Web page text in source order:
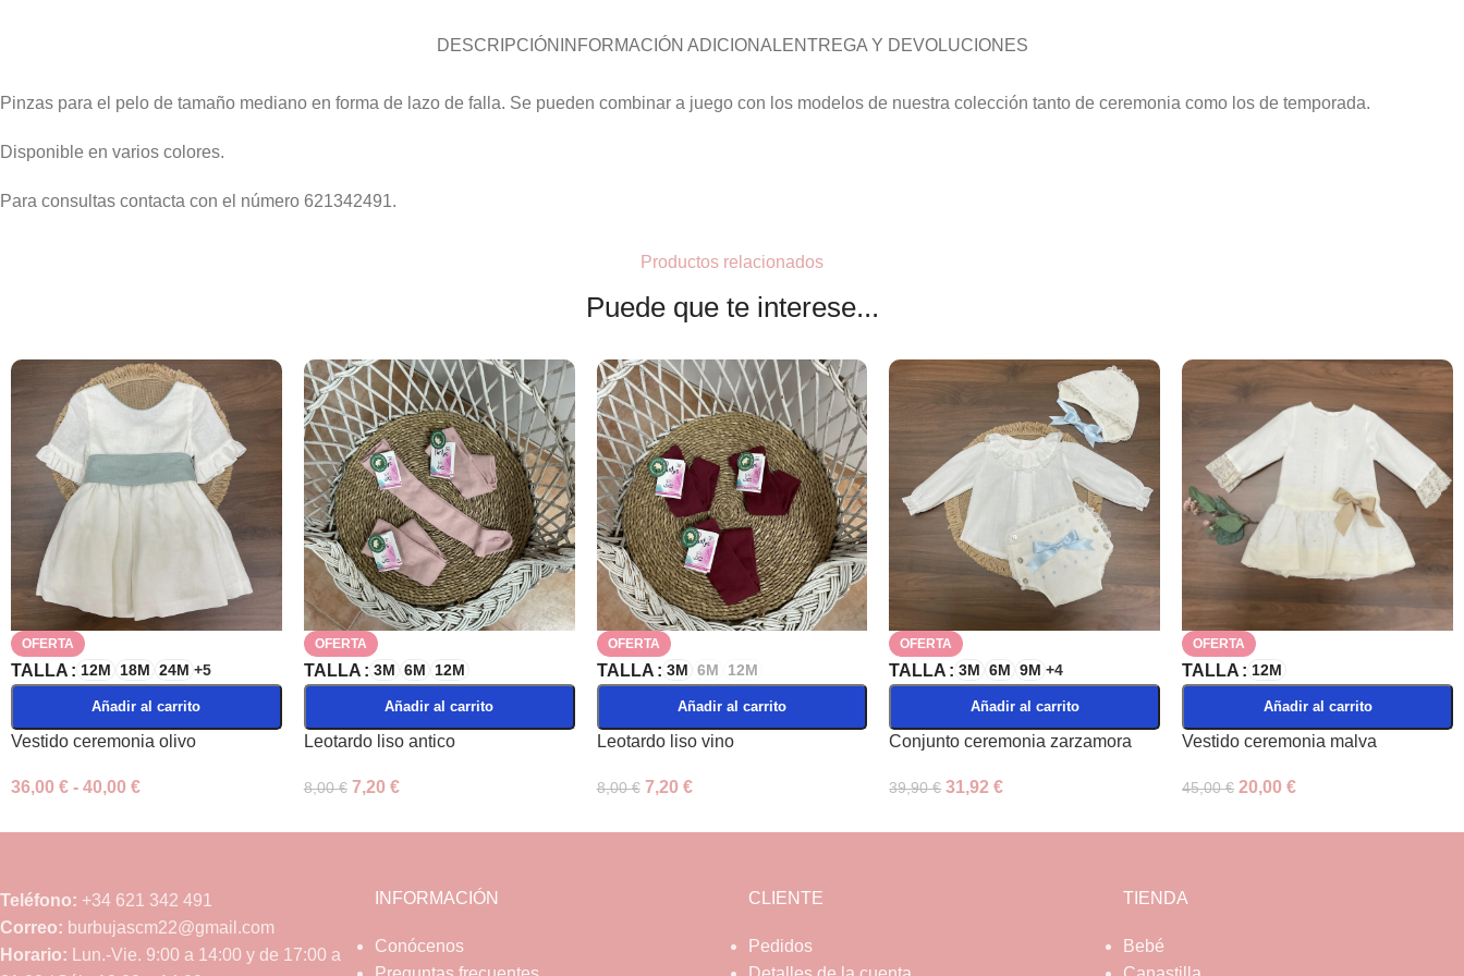
DESCRIPCIÓN INFORMACIÓN ADICIONALENTREGA Y DEVOLUCIONES
Pinzas para el pelo de tamaño mediano en forma de lazo de falla. Se pueden combinar a juego con los modelos de nuestra colección tanto de ceremonia como los de temporada.
Disponible en varios colores.
Para consultas contacta con el número 621342491.
Productos relacionados
Puede que te interese...
OFERTA
TALLA 12M 18M 24M +5
Añadir al carrito
Vestido ceremonia olivo
36,00 € - 40,00 €
OFERTA
TALLA 3M 6M 12M
Añadir al carrito
Leotardo liso antico
8,00€ 7,20 €
OFERTA
TALLA 3M 6M 12M
Añadir al carrito
Leotardo liso vino
8,00€ 7,20 €
OFERTA
TALLA 3M 6M 9M +4
Añadir al carrito
Conjunto ceremonia zarzamora
39,90€ 31,92€
OFERTA
TALLA 12M
Añadir al carrito
Vestido ceremonia malva
45,00€ 20,00€
Teléfono: +34 621 342 491
Correo: burbujascm22@gmail.com
Horario: Lun.-Vie. 9:00 a 14:00 y de 17:00 a
INFORMACIÓN
Conócenos
CLIENTE
Pedidos
TIENDA
Bebé